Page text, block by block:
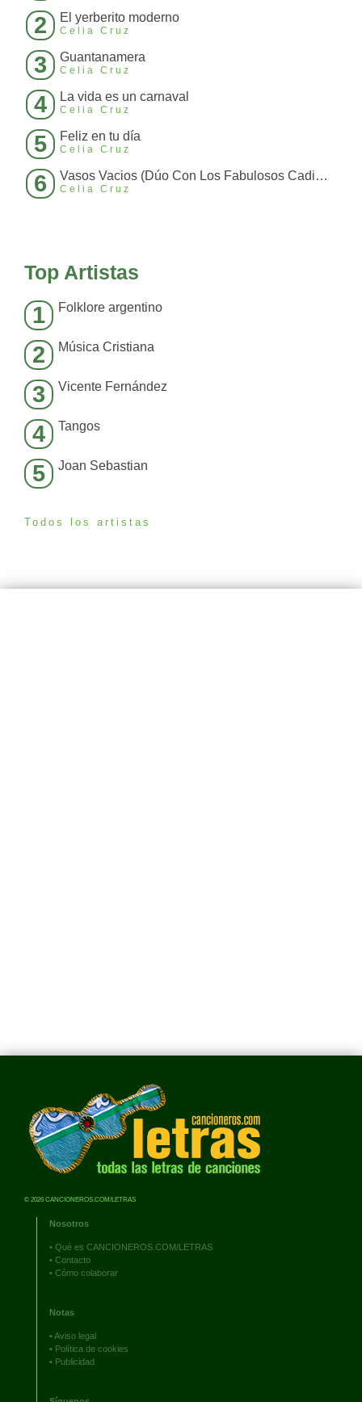
2 El yerberito moderno
Celia Cruz
3 Guantanamera
Celia Cruz
4 La vida es un carnaval
Celia Cruz
5 Feliz en tu día
Celia Cruz
6 Vasos Vacios (Dúo Con Los Fabulosos Cadillacs)
Celia Cruz
Top Artistas
1 Folklore argentino
2 Música Cristiana
3 Vicente Fernández
4 Tangos
5 Joan Sebastian
Todos los artistas
© 2026 CANCIONEROS.COM/LETRAS
Nosotros
• Qué es CANCIONEROS.COM/LETRAS
• Contacto
• Cómo colaborar
Notas
•Aviso legal
• Política de cookies
• Publicidad